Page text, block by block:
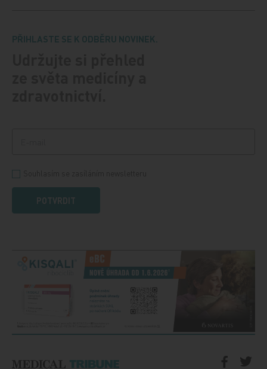
PŘIHLASTE SE K ODBĚRU NOVINEK.
POTVRDIT